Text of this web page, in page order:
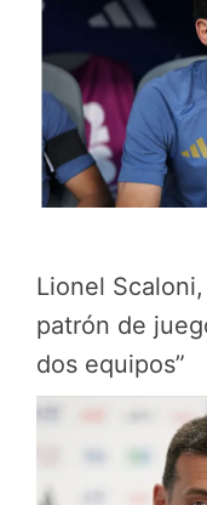
Lionel
patrón de
dos equipos”